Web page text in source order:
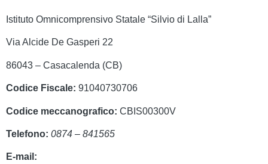
Istituto Omnicomprensivo Statale “Silvio di Lalla”
Via Alcide De Gasperi 22
86043 – Casacalenda (CB)
Codice Fiscale: 91040730706
Codice meccanografico: CBIS00300V
Telefono: 0874 – 841565
E-mail: